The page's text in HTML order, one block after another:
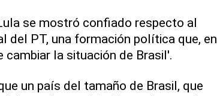
se mostró confiado respecto al
del PT, una formación política que, en
cambiar la situación de Brasil'.
un país del tamaño de Brasil, que